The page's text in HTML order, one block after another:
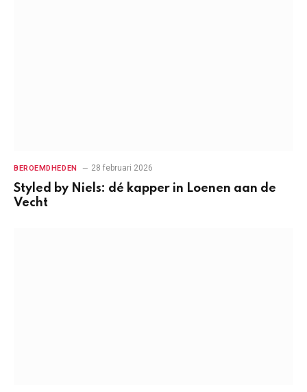
BEROEMDHEDEN 28 februari 2026
Styled by Niels: dé kapper in Loenen aan de
Vecht